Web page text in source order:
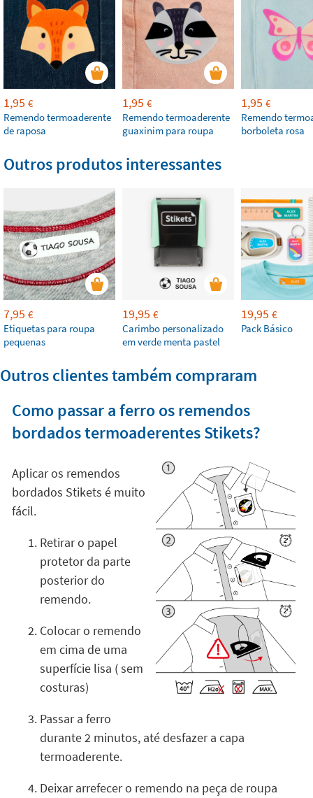
1,95 €
Remendo termoaderente
de raposa
1,95 €
Remendo termoaderente
guaxinim para roupa
1,95 €
Remendo
borboleta rosa
Outros produtos interessantes
7,95 €
Etiquetas para roupa
pequenas
19,95 €
Carimbo personalizado
em verde menta pastel
19,95 €
Pack Básico
Outros clientes também compraram
Como passar a ferro os remendos
bordados termoaderentes Stikets?
Aplicar os remendos
bordados Stikets é muito
fácil.
Retirar o papel
protetor da parte
posterior do
remendo.
Colocar o remendo
em cima de uma
superfície lisa ( sem
costuras)
Passar a ferro
durante 2 minutos, até desfazer a capa
termoaderente.
Deixar arrefecer o remendo na peça de roupa